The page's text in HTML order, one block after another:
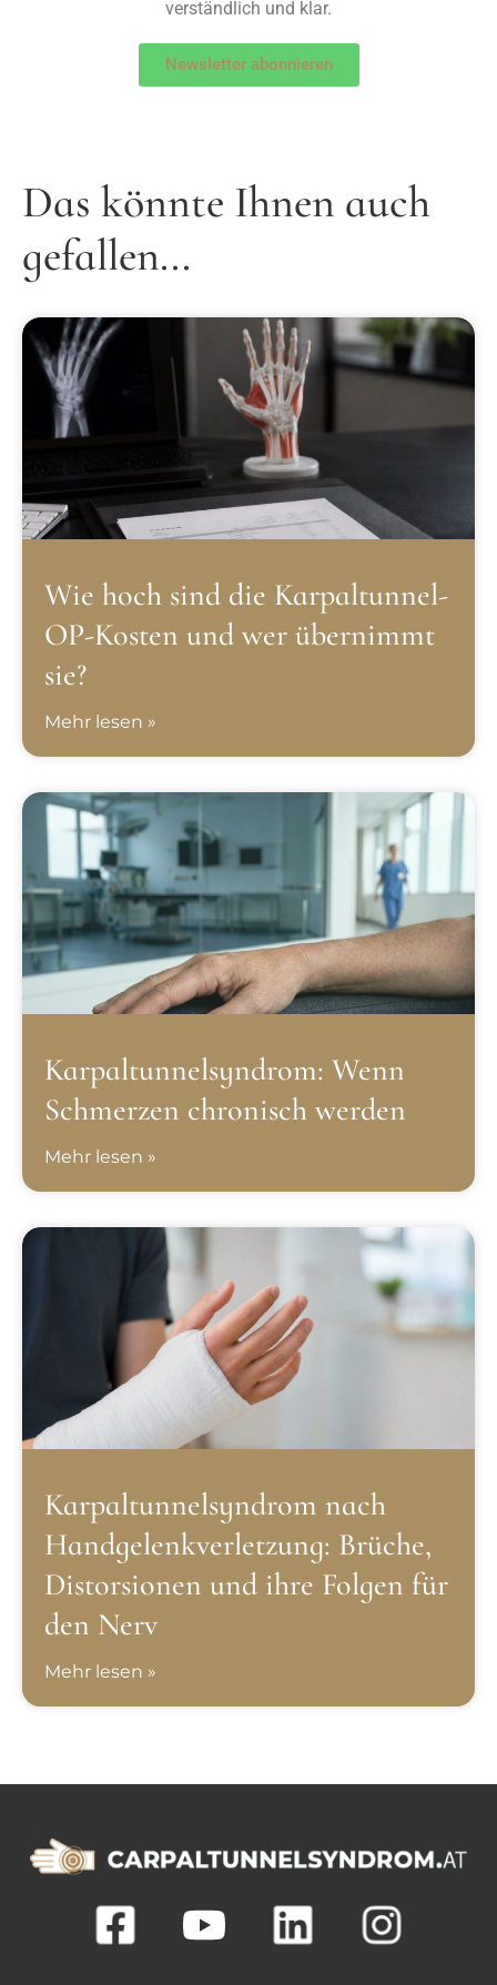
verständlich und klar.
Newsletter abonnieren
Das könnte Ihnen auch
gefallen...
Wie hoch sind die Karpaltunnel-
OP-Kosten und wer übernimmt
sie?
Mehr lesen »
Karpaltunnelsyndrom: Wenn
Schmerzen chronisch werden
Mehr lesen »
Karpaltunnelsyndrom nach
Handgelenkverletzung: Brüche,
Distorsionen und ihre Folgen für
den Nerv
Mehr lesen »